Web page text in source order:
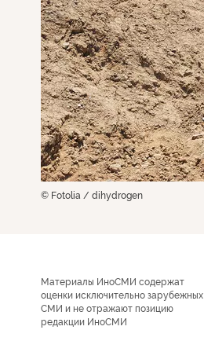
© Fotolia / dihydrogen
Материалы ИноСМИ содержат
оценки исключительно зарубежных
СМИ и не отражают позицию
редакции ИноСМИ